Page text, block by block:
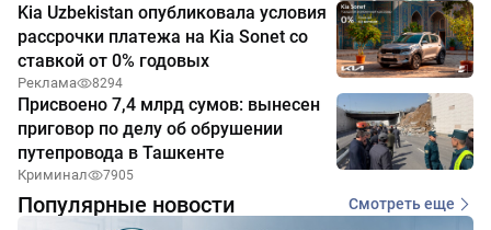
Kia Uzbekistan опубликовала условия
рассрочки платежа на Kia Sonet со
ставкой от 0% годовых
Реклама 8294
Присвоено 7,4 млрд сумов: вынесен
приговор по делу об обрушении
путепровода в Ташкенте
Криминал 7905
Популярные новости Смотреть еще